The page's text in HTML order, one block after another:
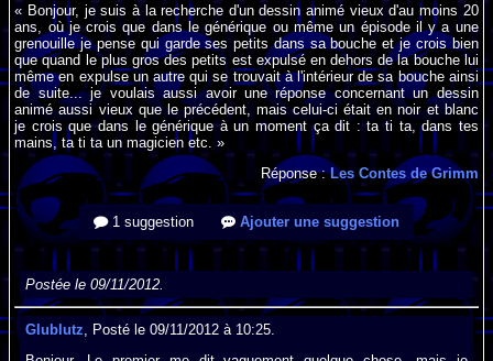
« Bonjour, je suis à la recherche d'un dessin animé vieux d'au moins 20
ans, où je crois que dans le générique ou même un épisode il y a une
grenouille je pense qui garde ses petits dans sa bouche et je crois bien
que quand le plus gros des petits est expulsé en dehors de la bouche lui
même en expulse un autre qui se trouvait à l'intérieur de sa bouche ainsi
de suite... je voulais aussi avoir une réponse concernant un dessin
animé aussi vieux que le précédent, mais celui-ci était en noir et blanc
je crois que dans le générique à un moment ça dit : ta ti ta, dans tes
mains, ta ti ta un magicien etc. »
Réponse :Les Contes de Grimm
1 suggestion Ajouter une suggestion
Postée le 09/11/2012.
Glublutz , Posté le 09/11/2012 à 10:25.